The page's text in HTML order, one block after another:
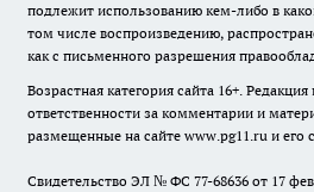
подлежит использованию кем-либо в
том числе воспроизведению,
как с письменного разрешения
Возрастная категория сайта 16+.
ответственности за комментарии и
размещенные на сайте www.pg11.ru и его
Свидетельство ЭЛ № ФС 77-68636 от 17